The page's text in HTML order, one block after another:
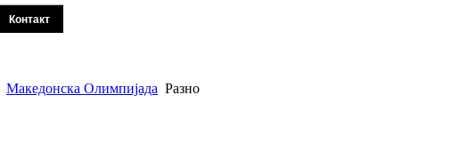
Контакт
Македонска Олимпијада Разно